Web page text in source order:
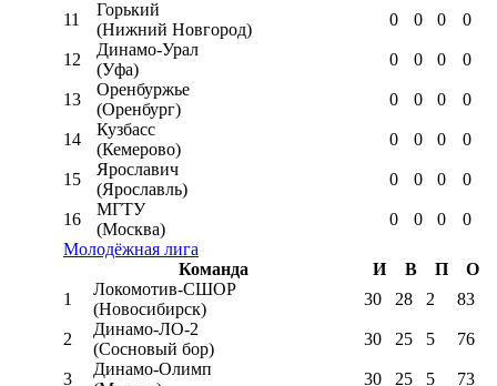
11
Горький
(Нижний Новгород)
0 0 0 0
12
Динамо-Урал
(Уфа)
0 0 0 0
13
Оренбуржье
(Оренбург)
0 0 0 0
14
Кузбасс
(Кемерово)
0 0 0 0
15
Ярославич
(Ярославль)
0 0 0 0
16
МГТУ
(Москва)
0 0 0
0
Молодёжная лига
Команда
И В П
О
1
Локомотив-CШОР
(Новосибирск)
30 28 2 83
2
Динамо-ЛО-2
(Сосновый бор)
30 25 5 76
3
Динамо-Олимп
30 25 5 73